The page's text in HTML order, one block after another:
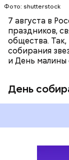
Фото: shutterstock
7 августа в
праздников,
общества.
собирания
и День малины
День